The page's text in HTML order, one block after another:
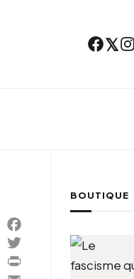
Facebook Twitter Instagram
Facebook
Twitter
PrintFriendly
BOUTIQUE